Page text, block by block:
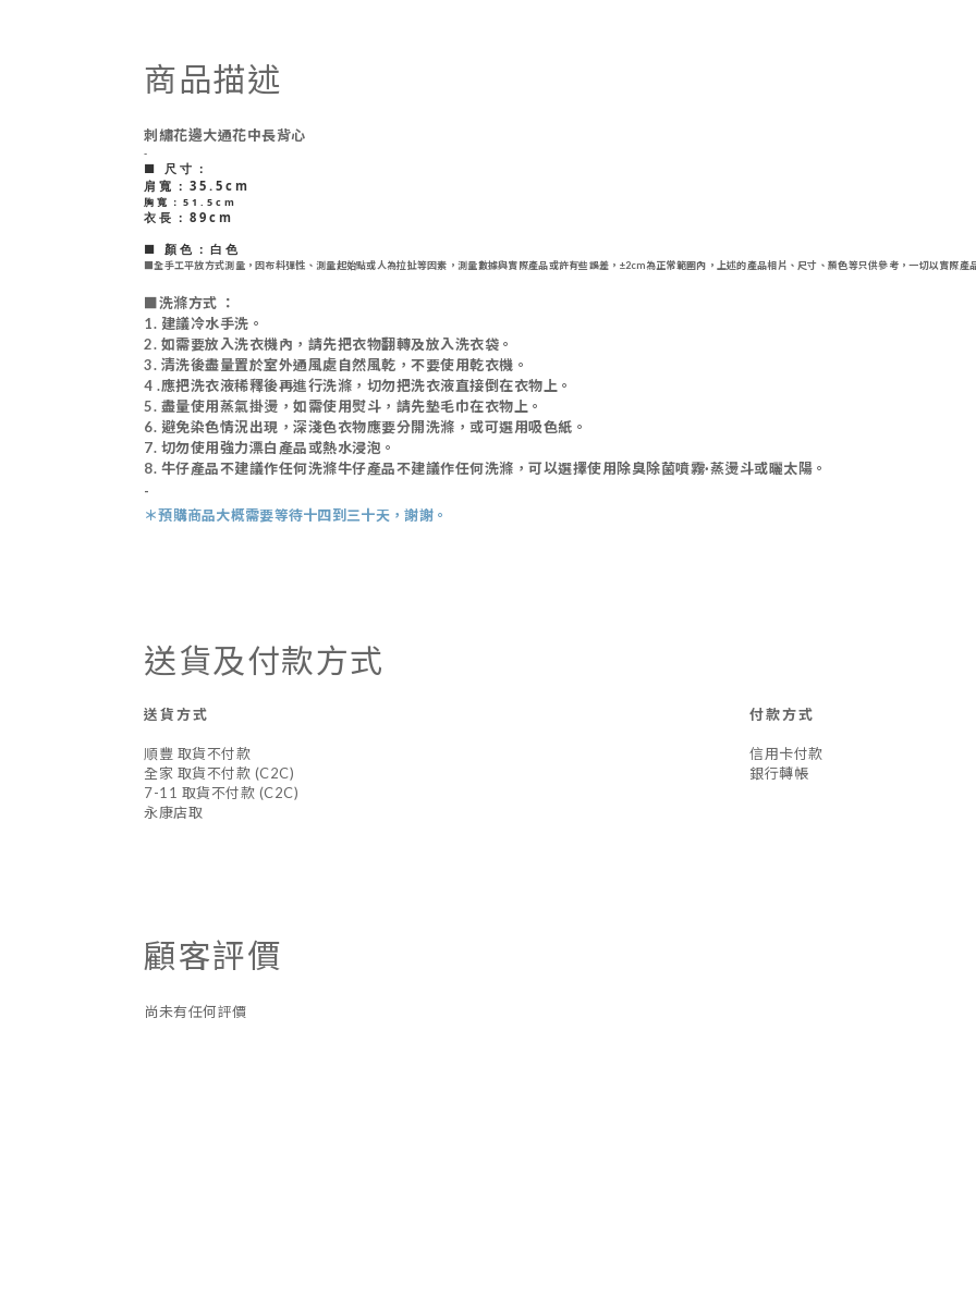
商品描述
刺繡花邊大通花中長背心
-
■ 尺寸：
肩寬：35.5cm
胸寬：51.5cm
衣長：89cm
■ 顏色：白色
■全手工平放方式測量，因布料彈性、測量起始點或人為拉扯等因素，測量數據與實際產品或許有些誤差， ±2cm為正常範圍內， 上述的產品相片、尺寸、顏色等只供參考，一切以實際產
■洗滌方式 ：
1. 建議冷水手洗。
2. 如需要放入洗衣機內，請先把衣物翻轉及放入洗衣袋。
3. 清洗後盡量置於室外通風處自然風乾，不要使用乾衣機。
4 .應把洗衣液稀釋後再進行洗滌，切勿把洗衣液直接倒在衣物上。
5. 盡量使用蒸氣掛燙，如需使用熨斗，請先墊毛巾在衣物上。
6. 避免染色情況出現，深淺色衣物應要分開洗滌，或可選用吸色紙。
7. 切勿使用強力漂白產品或熱水浸泡。
8. 牛仔產品不建議作任何洗滌牛仔產品不建議作任何洗滌，可以選擇使用除臭除菌噴霧·蒸燙斗或曬太陽。
-
＊預購商品大概需要等待十四到三十天，謝謝。
送貨及付款方式
送貨方式
順豐 取貨不付款
全家 取貨不付款 (C2C)
7-11 取貨不付款 (C2C)
永康店取
付款方式
信用卡付款
銀行轉帳
顧客評價
尚未有任何評價